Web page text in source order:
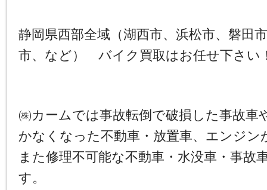
静岡県西部全域（湖西市、浜松市、磐田
市、など） バイク買取はお任せ下さい
㈱カームでは事故転倒で破損した事故車
かなくなった不動車・放置車、エンジン
また修理不可能な不動車・水没車・事故
す。